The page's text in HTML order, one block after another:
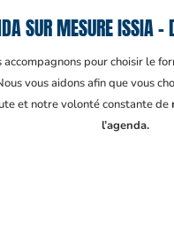
SUR MESURE ISSIA –
pour choisir le
vous aidons afin que vous
et notre volonté constante de
l’agenda.